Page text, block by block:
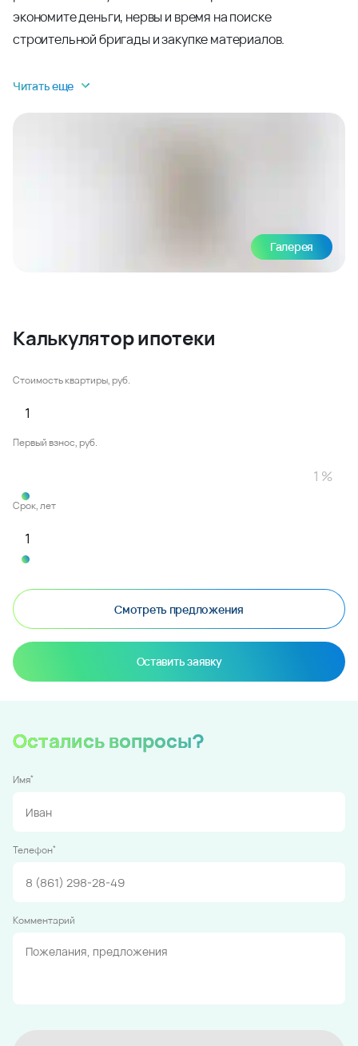
экономите деньги, нервы и время на поиске
строительной бригады и закупке материалов.
Читать еще
Галерея
Калькулятор ипотеки
Стоимость квартиры, руб.
Первый взнос, руб.
Срок, лет
Смотреть предложения
Оставить заявку
Остались вопросы?
Имя*
Телефон*
Комментарий